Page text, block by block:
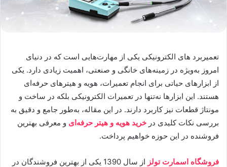
تعمیربرد های الکترونیکی یکی از مهارت‌هایی است که در دنیای
امروز به‌ویژه در زمینه‌های خانگی و صنعتی، اهمیت زیادی دارد. یکی
از ابزارهای حیاتی برای انجام تعمیرات، هویه و هیترهای حرفه‌ای
هستند. این ابزارها نه‌تنها در تعمیرات الکترونیکی بلکه در ساخت و
مونتاژ قطعات نیز کاربرد دارند. در این مقاله، به‌طور جامع و دقیق به
بررسی نکات کلیدی در خرید هویه و هیتر حرفه‌ای و معرفی بهترین
فروشنده در این حوزه خواهیم پرداخت.
فروشگاه اسمارت تولز
از سال 1390 یکی از بهترین فروشندگان در